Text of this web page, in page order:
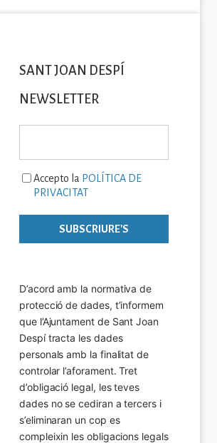
SANT JOAN DESPÍ
NEWSLETTER
Accepto la POLÍTICA DE
PRIVACITAT
D’acord amb la normativa de
protecció de dades, t’informem
que l’Ajuntament de Sant Joan
Despí tracta les dades
personals amb la finalitat de
controlar l’aforament. Tret
d’obligació legal, les teves
dades no se cediran a tercers i
s’eliminaran un cop es
compleixin les obligacions legals